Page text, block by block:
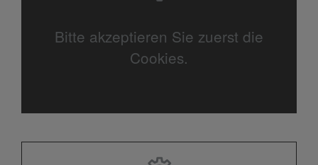
Bitte akzeptieren Sie zuerst die
Cookies.